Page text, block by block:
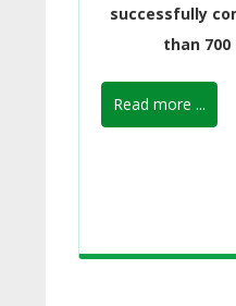
successfully
than
Read more ...